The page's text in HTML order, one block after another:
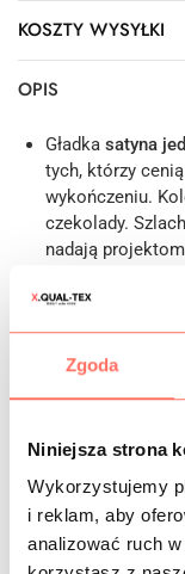
Zgoda
Niniejsza strona
Wykorzystujemy
i reklam, aby
analizować ruch
KOSZTY WYSYŁKI
OPIS
Gładka satyna
tych, którzy cenią
wykończeniu.
czekolady.
nadają
idealne
Cechy: struktura
lekkość z
czego tkanina
większości
wykazuje
oddychające.
chłodu nawet w
manipulacje